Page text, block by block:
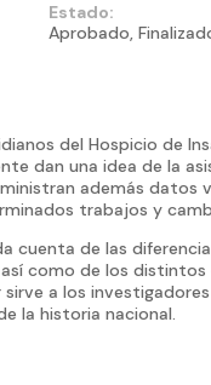
Estado:
Aprobado,
del Hospicio de
dan una idea de la
además
trabajos y
cuenta de las
como de los
a los
la historia nacional.